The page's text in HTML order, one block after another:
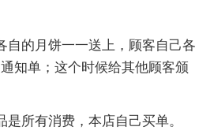
的月饼一一送上，顾客自己各
知单；这个时候给其他顾客颁
所有消费，本店自己买单。